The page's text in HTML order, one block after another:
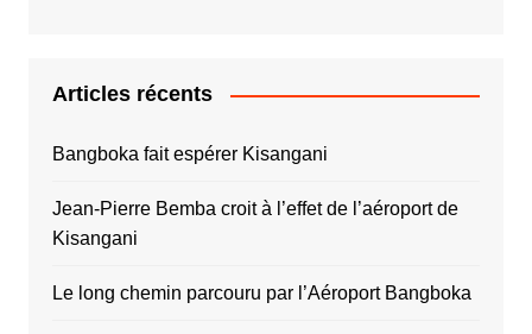
Articles récents
Bangboka fait espérer Kisangani
Jean-Pierre Bemba croit à l’effet de l’aéroport de
Kisangani
Le long chemin parcouru par l’Aéroport Bangboka